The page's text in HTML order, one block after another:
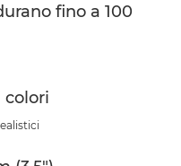
fino a 100
colori